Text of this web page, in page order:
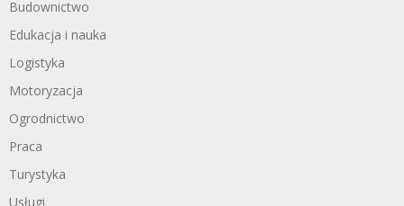
Budownictwo
Edukacja i nauka
Logistyka
Motoryzacja
Ogrodnictwo
Praca
Turystyka
Usługi